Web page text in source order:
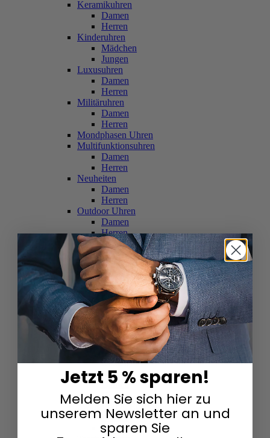
Keramikuhren
Damen
Herren
Kinderuhren
Mädchen
Jungen
Luxusuhren
Damen
Herren
Militäruhren
Damen
Herren
Mondphasen Uhren
Multifunktionsuhren
Damen
Herren
Neuheiten
Damen
Herren
Outdoor Uhren
Damen
Herren
Schweizer Uhren
Damen
Herren
Skelettuhren
Damen
Herren
Smartwatches
Damen
Herren
Solaruhren
Herren
Damen
Sportuhren
Damen
Herren
Swarovski & Edelsteine
Damen
Herren
Jetzt 5 % sparen!
Melden Sie sich hier zu
unserem Newsletter an und
sparen Sie